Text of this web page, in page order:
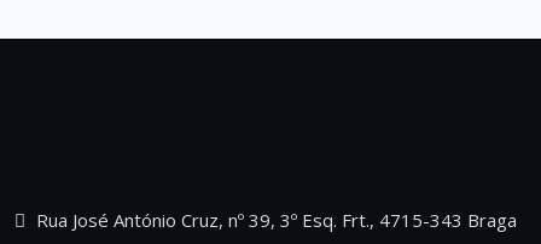
Rua José António Cruz, nº 39, 3º Esq. Frt., 4715-343 Braga